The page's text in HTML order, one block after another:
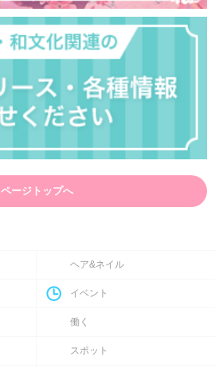
ページトップへ
ヘア&ネイル
イベント
働く
スポット